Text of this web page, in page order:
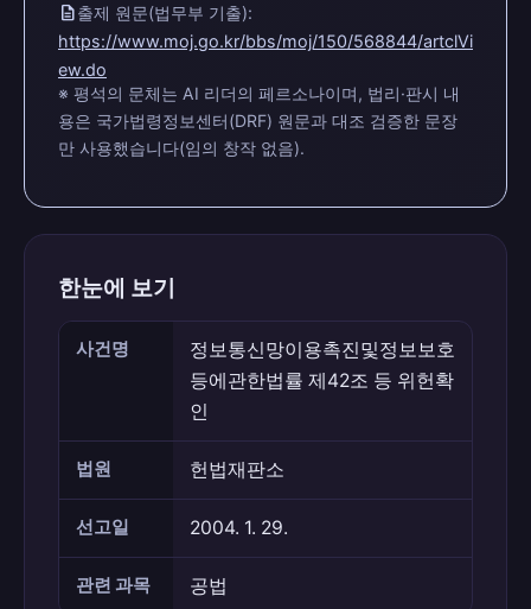
description출제 원문(법무부 기출):
https://www.moj.go.kr/bbs/moj/150/568844/artclVi
ew.do
※ 평석의 문체는 AI 리더의 페르소나이며, 법리·판시 내
용은 국가법령정보센터(DRF) 원문과 대조 검증한 문장
만 사용했습니다(임의 창작 없음).
한눈에 보기
사건명
정보통신망이용촉진및정보보호
등에관한법률 제42조 등 위헌확
인
법원 헌법재판소
선고일 2004. 1. 29.
관련 과목 공법